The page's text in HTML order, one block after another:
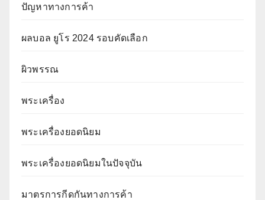
ปัญหาทางการค้า
ผลบอล ยูโร 2024 รอบคัดเลือก
ผิวพรรณ
พระเครื่อง
พระเครื่องยอดนิยม
พระเครื่องยอดนิยมในปัจจุบัน
มาตรการกีดกันทางการค้า